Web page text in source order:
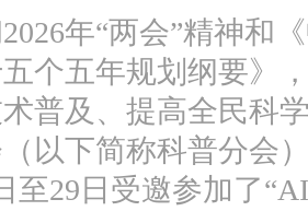
年“两会”精神和
个五年规划纲要》
普及、提高全民科
以下简称科普分会
至29日受邀参加了